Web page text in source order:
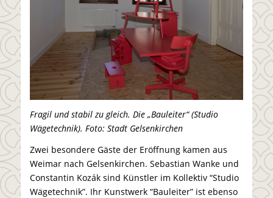
Fragil und stabil zu gleich. Die „Bauleiter“ (Studio
Wägetechnik). Foto: Stadt Gelsenkirchen
Zwei besondere Gäste der Eröffnung kamen aus
Weimar nach Gelsenkirchen. Sebastian Wanke und
Constantin Kozák sind Künstler im Kollektiv “Studio
Wägetechnik”. Ihr Kunstwerk “Bauleiter” ist ebenso